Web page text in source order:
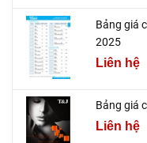
Bảng giá
2025
Liên hệ
Bảng giá
Liên hệ